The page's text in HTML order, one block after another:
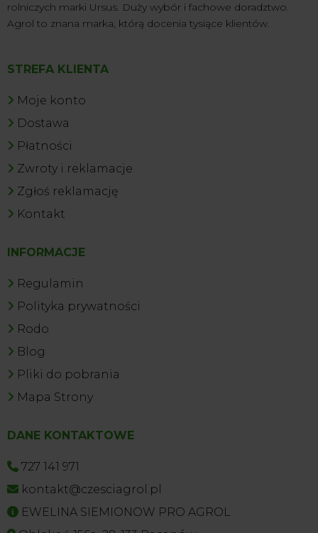
rolniczych marki Ursus. Duży wybór i fachowe doradztwo.
Agrol to znana marka, którą docenia tysiące klientów.
STREFA KLIENTA
Moje konto
Dostawa
Płatności
Zwroty i reklamacje
Zgłoś reklamację
Kontakt
INFORMACJE
Regulamin
Polityka prywatności
Rodo
Blog
Pliki do pobrania
Mapa Strony
DANE KONTAKTOWE
727 141 971
kontakt@czesciagrol.pl
EWELINA SIEMIONOW PRO AGROL